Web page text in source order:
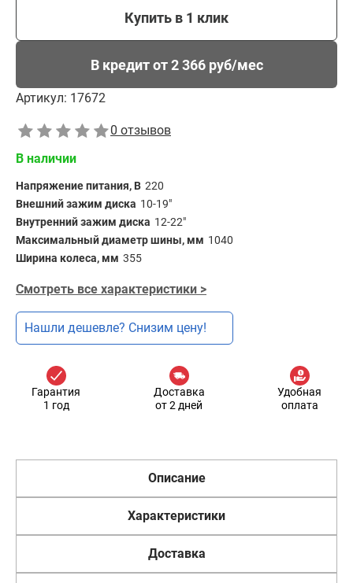
Купить в 1 клик
В кредит от 2 366 руб/мес
Артикул: 17672
0 отзывов
В наличии
Напряжение питания, В 220
Внешний зажим диска 10-19"
Внутренний зажим диска 12-22"
Максимальный диаметр шины, мм 1040
Ширина колеса, мм 355
Смотреть все характеристики >
Нашли дешевле? Снизим цену!
Гарантия
1 год
Доставка
от 2 дней
Удобная
оплата
Описание
Характеристики
Доставка